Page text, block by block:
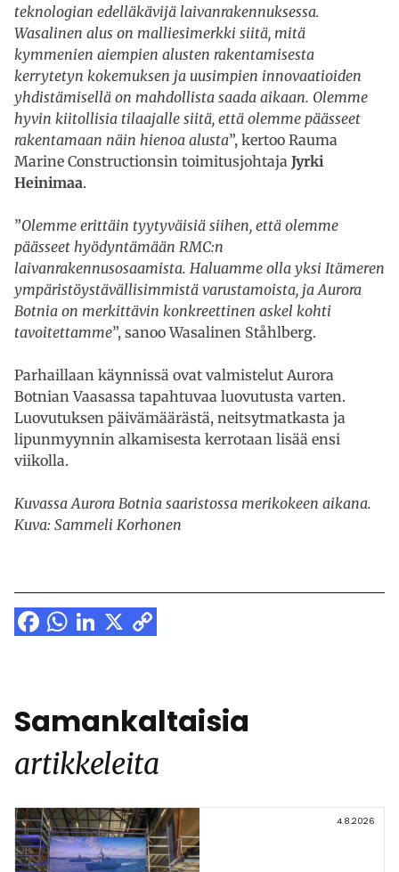
teknologian edelläkävijä laivanrakennuksessa.
Wasalinen alus on malliesimerkki siitä, mitä
kymmenien aiempien alusten rakentamisesta
kerrytetyn kokemuksen ja uusimpien innovaatioiden
yhdistämisellä on mahdollista saada aikaan. Olemme
hyvin kiitollisia tilaajalle siitä, että olemme päässeet
rakentamaan näin hienoa alusta”, kertoo Rauma
Marine Constructionsin toimitusjohtaja Jyrki
Heinimaa.
”Olemme erittäin tyytyväisiä siihen, että olemme
päässeet hyödyntämään RMC:n
laivanrakennusosaamista. Haluamme olla yksi Itämeren
ympäristöystävällisimmistä varustamoista, ja Aurora
Botnia on merkittävin konkreettinen askel kohti
tavoitettamme”, sanoo Wasalinen Ståhlberg.
Parhaillaan käynnissä ovat valmistelut Aurora
Botnian Vaasassa tapahtuvaa luovutusta varten.
Luovutuksen päivämäärästä, neitsytmatkasta ja
lipunmyynnin alkamisesta kerrotaan lisää ensi
viikolla.
Kuvassa Aurora Botnia saaristossa merikokeen aikana.
Kuva: Sammeli Korhonen
Samankaltaisia
artikkeleita
4.8.2026